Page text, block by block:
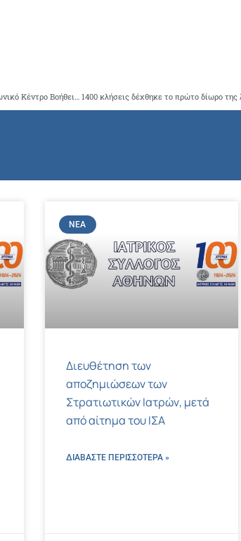
Ο ΙΣΑ με την Περιφέρεια Αττικής δημιουργούν Συντονιστικό Όργανο και Τηλεφωνικό Κέντρο Βοήθειας και Πληροφόρησης ( 2142142000) των κατοίκων της Αττικής, για την επιδημία του κορωνοϊού
ΝΈΑ
Διευθέτηση των
αποζημιώσεων των
Στρατιωτικών Ιατρών, μετά
από αίτημα του ΙΣΑ
ΔΙΑΒΑΣΤΕ ΠΕΡΙΣΣΌΤΕΡΑ »